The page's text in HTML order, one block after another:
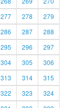
277 278
279
286 287
288
295 296
297
304 305
306
313 314
315
322 323
324